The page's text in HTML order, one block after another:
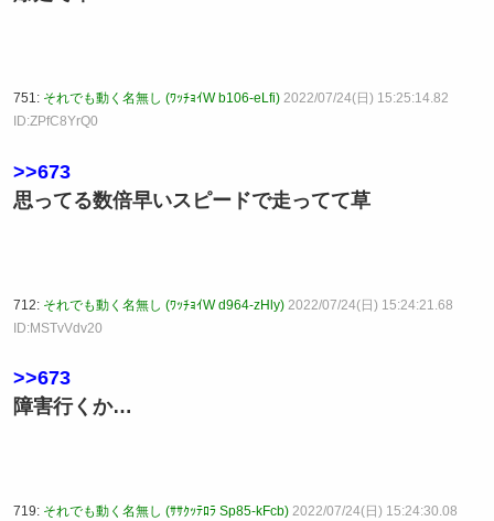
751: それでも動く名無し (ﾜｯﾁｮｲW b106-eLfi) 2022/07/24(日) 15:25:14.82
ID:ZPfC8YrQ0
>>673
思ってる数倍早いスピードで走ってて草
712: それでも動く名無し (ﾜｯﾁｮｲW d964-zHly) 2022/07/24(日) 15:24:21.68
ID:MSTvVdv20
>>673
障害行くか…
719: それでも動く名無し (ｻｻｸｯﾃﾛﾗ Sp85-kFcb) 2022/07/24(日) 15:24:30.08